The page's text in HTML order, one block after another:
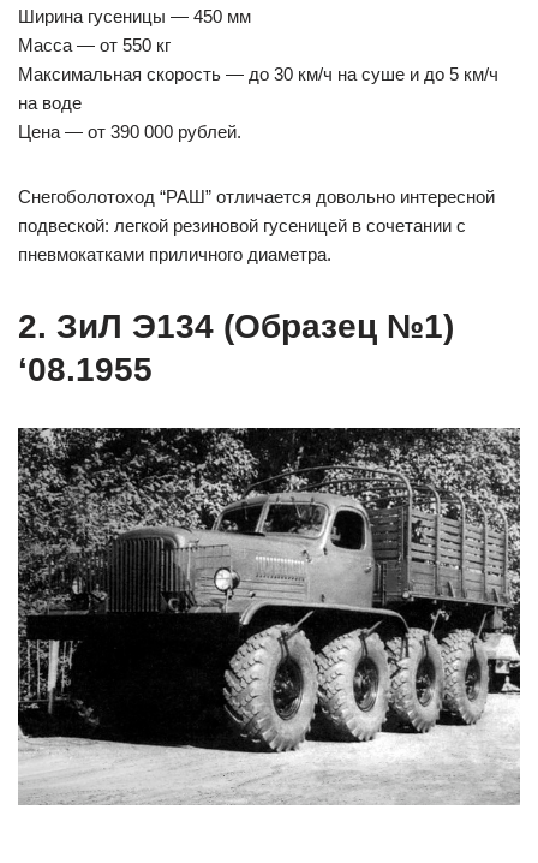
Ширина гусеницы — 450 мм
Масса — от 550 кг
Максимальная скорость — до 30 км/ч на суше и до 5 км/ч
на воде
Цена — от 390 000 рублей.
Снегоболотоход “РАШ” отличается довольно интересной
подвеской: легкой резиновой гусеницей в сочетании с
пневмокатками приличного диаметра.
2. ЗиЛ Э134 (Образец №1)
‘08.1955